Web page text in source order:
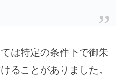
は特定の条件下で御朱
ることがありました。